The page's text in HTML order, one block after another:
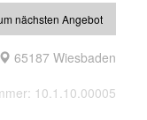
nächsten Angebot
65187 Wiesbaden
10.1.10.00005